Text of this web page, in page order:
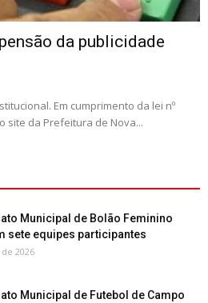
da publicidade
Em cumprimento da lei nº
site da Prefeitura de Nova...
Municipal de Bolão Feminino
sete equipes participantes
2026
Municipal de Futebol de Campo